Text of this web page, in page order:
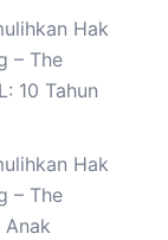
Hak
– The
10 Tahun
Hak
– The
Anak